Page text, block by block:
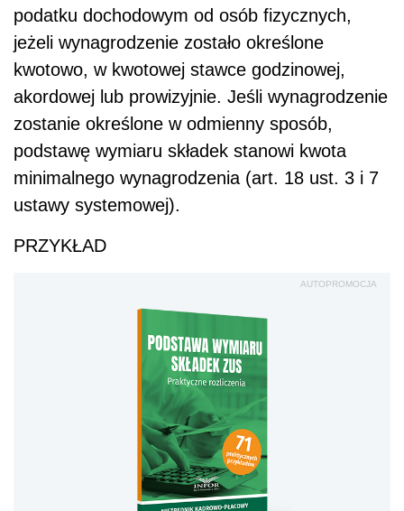
podatku dochodowym od osób fizycznych,
jeżeli wynagrodzenie zostało określone
kwotowo, w kwotowej stawce godzinowej,
akordowej lub prowizyjnie. Jeśli wynagrodzenie
zostanie określone w odmienny sposób,
podstawę wymiaru składek stanowi kwota
minimalnego wynagrodzenia (art. 18 ust. 3 i 7
ustawy systemowej).
PRZYKŁAD
AUTOPROMOCJA